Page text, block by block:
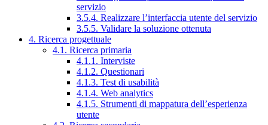
servizio
3.5.4. Realizzare l’interfaccia utente del servizio
3.5.5. Validare la soluzione ottenuta
4. Ricerca progettuale
4.1. Ricerca primaria
4.1.1. Interviste
4.1.2. Questionari
4.1.3. Test di usabilità
4.1.4. Web analytics
4.1.5. Strumenti di mappatura dell’esperienza
utente